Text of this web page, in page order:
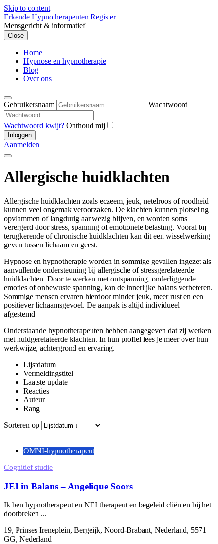
Skip to content
Erkende Hypnotherapeuten Register
Mensgericht & informatief
Close
Home
Hypnose en hypnotherapie
Blog
Over ons
Gebruikersnaam Wachtwoord
Wachtwoord kwijt? Onthoud mij
Aanmelden
Allergische huidklachten
Allergische huidklachten zoals eczeem, jeuk, netelroos of roodheid
kunnen veel ongemak veroorzaken. De klachten kunnen plotseling
opvlammen of langdurig aanwezig blijven, en worden soms
verergerd door stress, spanning of emotionele belasting. Vooral bij
terugkerende of chronische huidklachten kan dit een wisselwerking
geven tussen lichaam en geest.
Hypnose en hypnotherapie worden in sommige gevallen ingezet als
aanvullende ondersteuning bij allergische of stressgerelateerde
huidklachten. Door te werken met ontspanning, onderliggende
emoties of onbewuste spanning, kan de innerlijke balans verbeteren.
Sommige mensen ervaren hierdoor minder jeuk, meer rust en een
positiever lichaamsgevoel. De aanpak is altijd individueel
afgestemd.
Onderstaande hypnotherapeuten hebben aangegeven dat zij werken
met huidgerelateerde klachten. In hun profiel lees je meer over hun
werkwijze, achtergrond en ervaring.
Lijstdatum
Vermeldingstitel
Laatste update
Reacties
Auteur
Rang
Sorteren op
OMNI-hypnotherapeut
Cognitief studie
JEI in Balans – Angelique Soors
Ik ben hypnotherapeut en NEI therapeut en begeleid cliënten bij het
doorbreken ...
19, Prinses Ireneplein, Bergeijk, Noord-Brabant, Nederland, 5571
GG, Nederland